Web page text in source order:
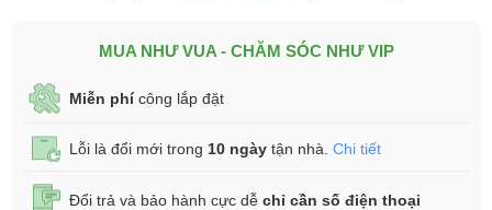
MUA NHƯ VUA - CHĂM SÓC NHƯ VIP
Miễn phícông lắp đặt
Lỗi là đổi mới trong 10 ngày tận nhà. Chi tiết
Đổi trả và bảo hành cực dễ chỉ cần số điện thoại